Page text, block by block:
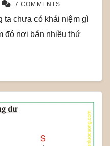
7 COMMENTS
ta chưa có khái niệm gì
đó nơi bán nhiều thứ